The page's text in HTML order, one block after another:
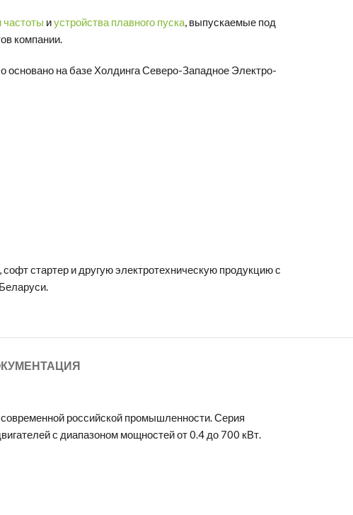
частоты иустройства плавного пуска, выпускаемые под
компании.
на базе Холдинга Северо-Западное Электро-
,софт стартер и другую электротехническую продукцию с
российской промышленности. Серия
с диапазоном мощностей от 0.4 до 700 кВт.